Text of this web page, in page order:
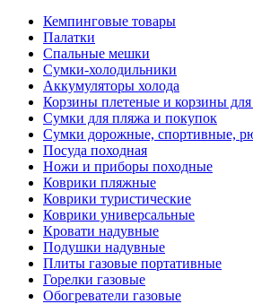
Кемпинговые товары
Палатки
Спальные мешки
Сумки-холодильники
Аккумуляторы холода
Корзины плетеные и корзины
Сумки для пляжа и покупок
Сумки дорожные, спортивные,
Посуда походная
Ножи и приборы походные
Коврики пляжные
Коврики туристические
Коврики универсальные
Кровати надувные
Подушки надувные
Плиты газовые портативные
Горелки газовые
Обогреватели газовые